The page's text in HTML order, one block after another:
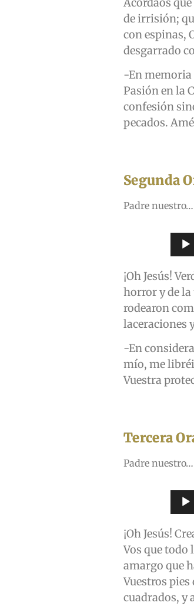
de irrisión;
con espinas,
desgarrado
-En memoria
Pasión en la
confesión
pecados.
Segunda
Padre
de
audio
¡Oh Jesús!
horror y de la
rodearon
laceraciones
-En
mío, me
Vuestra
Tercera
Padre
de
audio
¡Oh Jesús!
Vos que todo
amargo que
Vuestros
cuadrados, y